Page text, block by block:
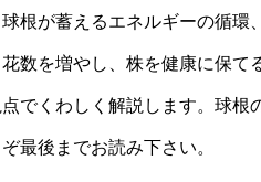
根が蓄えるエネルギーの循
数を増やし、株を健康に保て
でくわしく解説します。球根
最後までお読み下さい。